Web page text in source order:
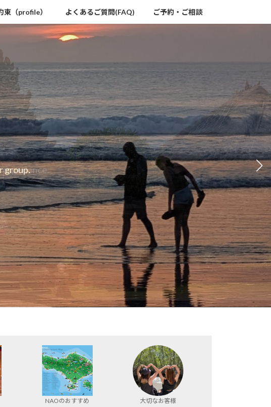
束（profile） よくあるご質問(FAQ) ご予約・ご相談
experience.
group.
たみたい。
別な旅へ。
NAOのおすすめ 大切なお客様